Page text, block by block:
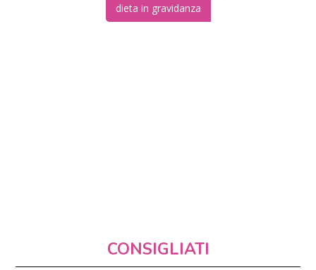
dieta in gravidanza
CONSIGLIATI